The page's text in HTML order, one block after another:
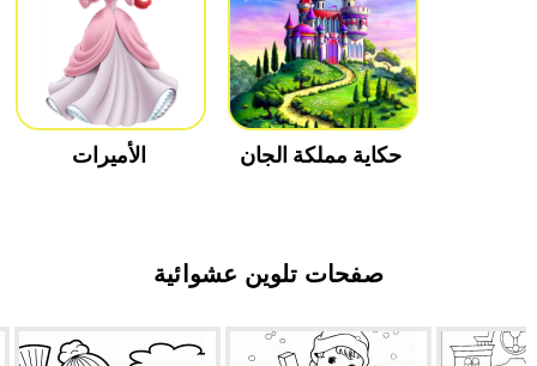
الأميرات حكاية مملكة الجان
صفحات تلوين عشوائية